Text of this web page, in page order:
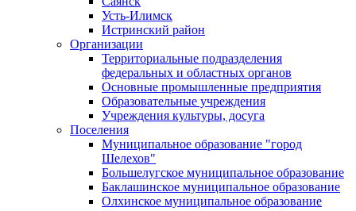
Усть-Илимск
Истринский район
Организации
Территориальные подразделения
федеральных и областных органов
Основные промышленные предприятия
Образовательные учреждения
Учреждения культуры, досуга
Поселения
Муниципальное образование "город
Шелехов"
Большелугское муниципальное образование
Баклашинское муниципальное образование
Олхинское муниципальное образование